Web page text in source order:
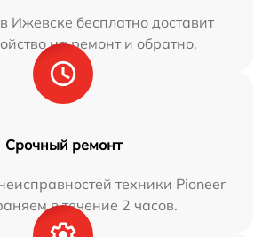
Ижевске бесплатно доставит
на ремонт и обратно.
Срочный ремонт
техники Pioneer
в течение 2 часов.